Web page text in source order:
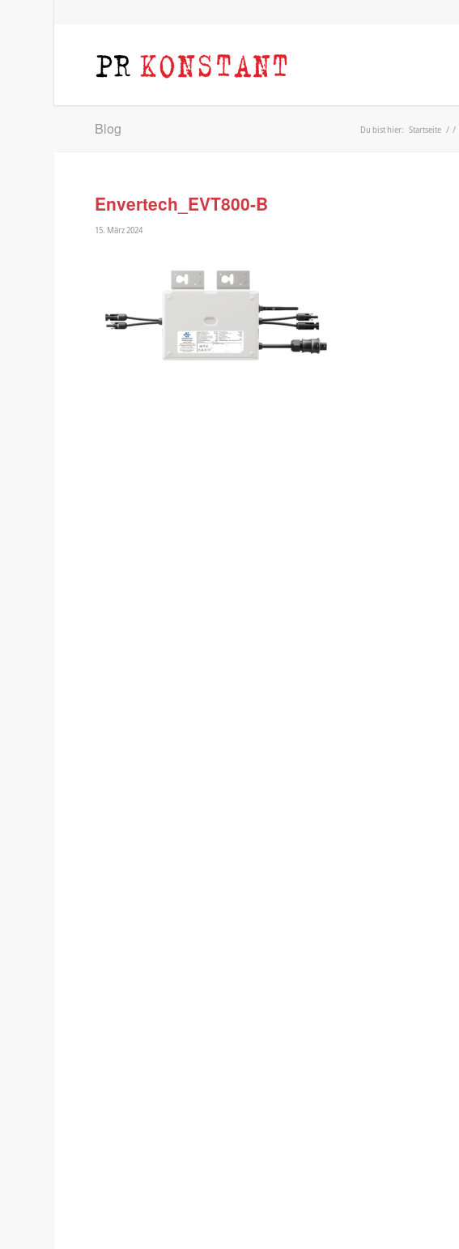
Blog Du bist hier: Startseite / /
Envertech_EVT800-B
15. März 2024